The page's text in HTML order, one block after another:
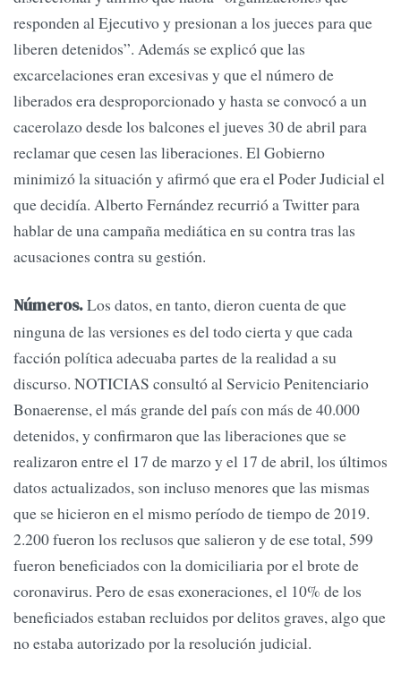
responden al Ejecutivo y presionan a los jueces para que
liberen detenidos”. Además se explicó que las
excarcelaciones eran excesivas y que el número de
liberados era desproporcionado y hasta se convocó a un
cacerolazo desde los balcones el jueves 30 de abril para
reclamar que cesen las liberaciones. El Gobierno
minimizó la situación y afirmó que era el Poder Judicial el
que decidía. Alberto Fernández recurrió a Twitter para
hablar de una campaña mediática en su contra tras las
acusaciones contra su gestión.
Números.Los datos, en tanto, dieron cuenta de que
ninguna de las versiones es del todo cierta y que cada
facción política adecuaba partes de la realidad a su
discurso. NOTICIAS consultó al Servicio Penitenciario
Bonaerense, el más grande del país con más de 40.000
detenidos, y confirmaron que las liberaciones que se
realizaron entre el 17 de marzo y el 17 de abril, los últimos
datos actualizados, son incluso menores que las mismas
que se hicieron en el mismo período de tiempo de 2019.
2.200 fueron los reclusos que salieron y de ese total, 599
fueron beneficiados con la domiciliaria por el brote de
coronavirus. Pero de esas exoneraciones, el 10% de los
beneficiados estaban recluidos por delitos graves, algo que
no estaba autorizado por la resolución judicial.